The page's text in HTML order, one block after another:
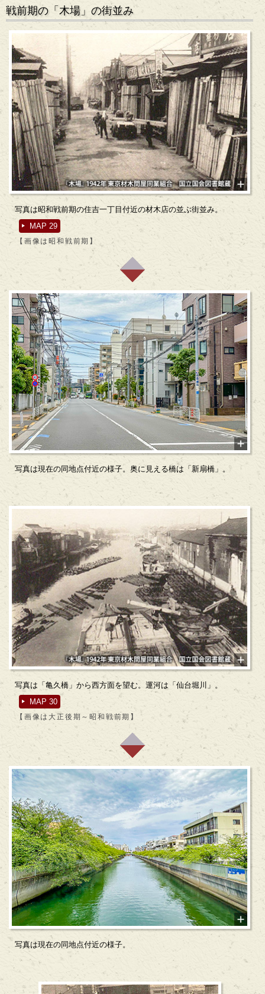
戦前期の「木場」の街並み
写真は昭和戦前期の住吉一丁目付近の材木店の並ぶ街並み。
MAP 29
【画像は昭和戦前期】
写真は現在の同地点付近の様子。奥に見える橋は「新扇橋」。
写真は「亀久橋」から西方面を望む。運河は「仙台堀川」。
MAP 30
【画像は大正後期～昭和戦前期】
写真は現在の同地点付近の様子。